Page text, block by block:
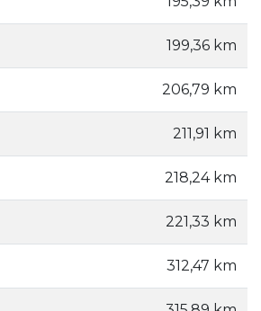
199,36 km
206,79 km
211,91 km
218,24 km
221,33 km
312,47 km